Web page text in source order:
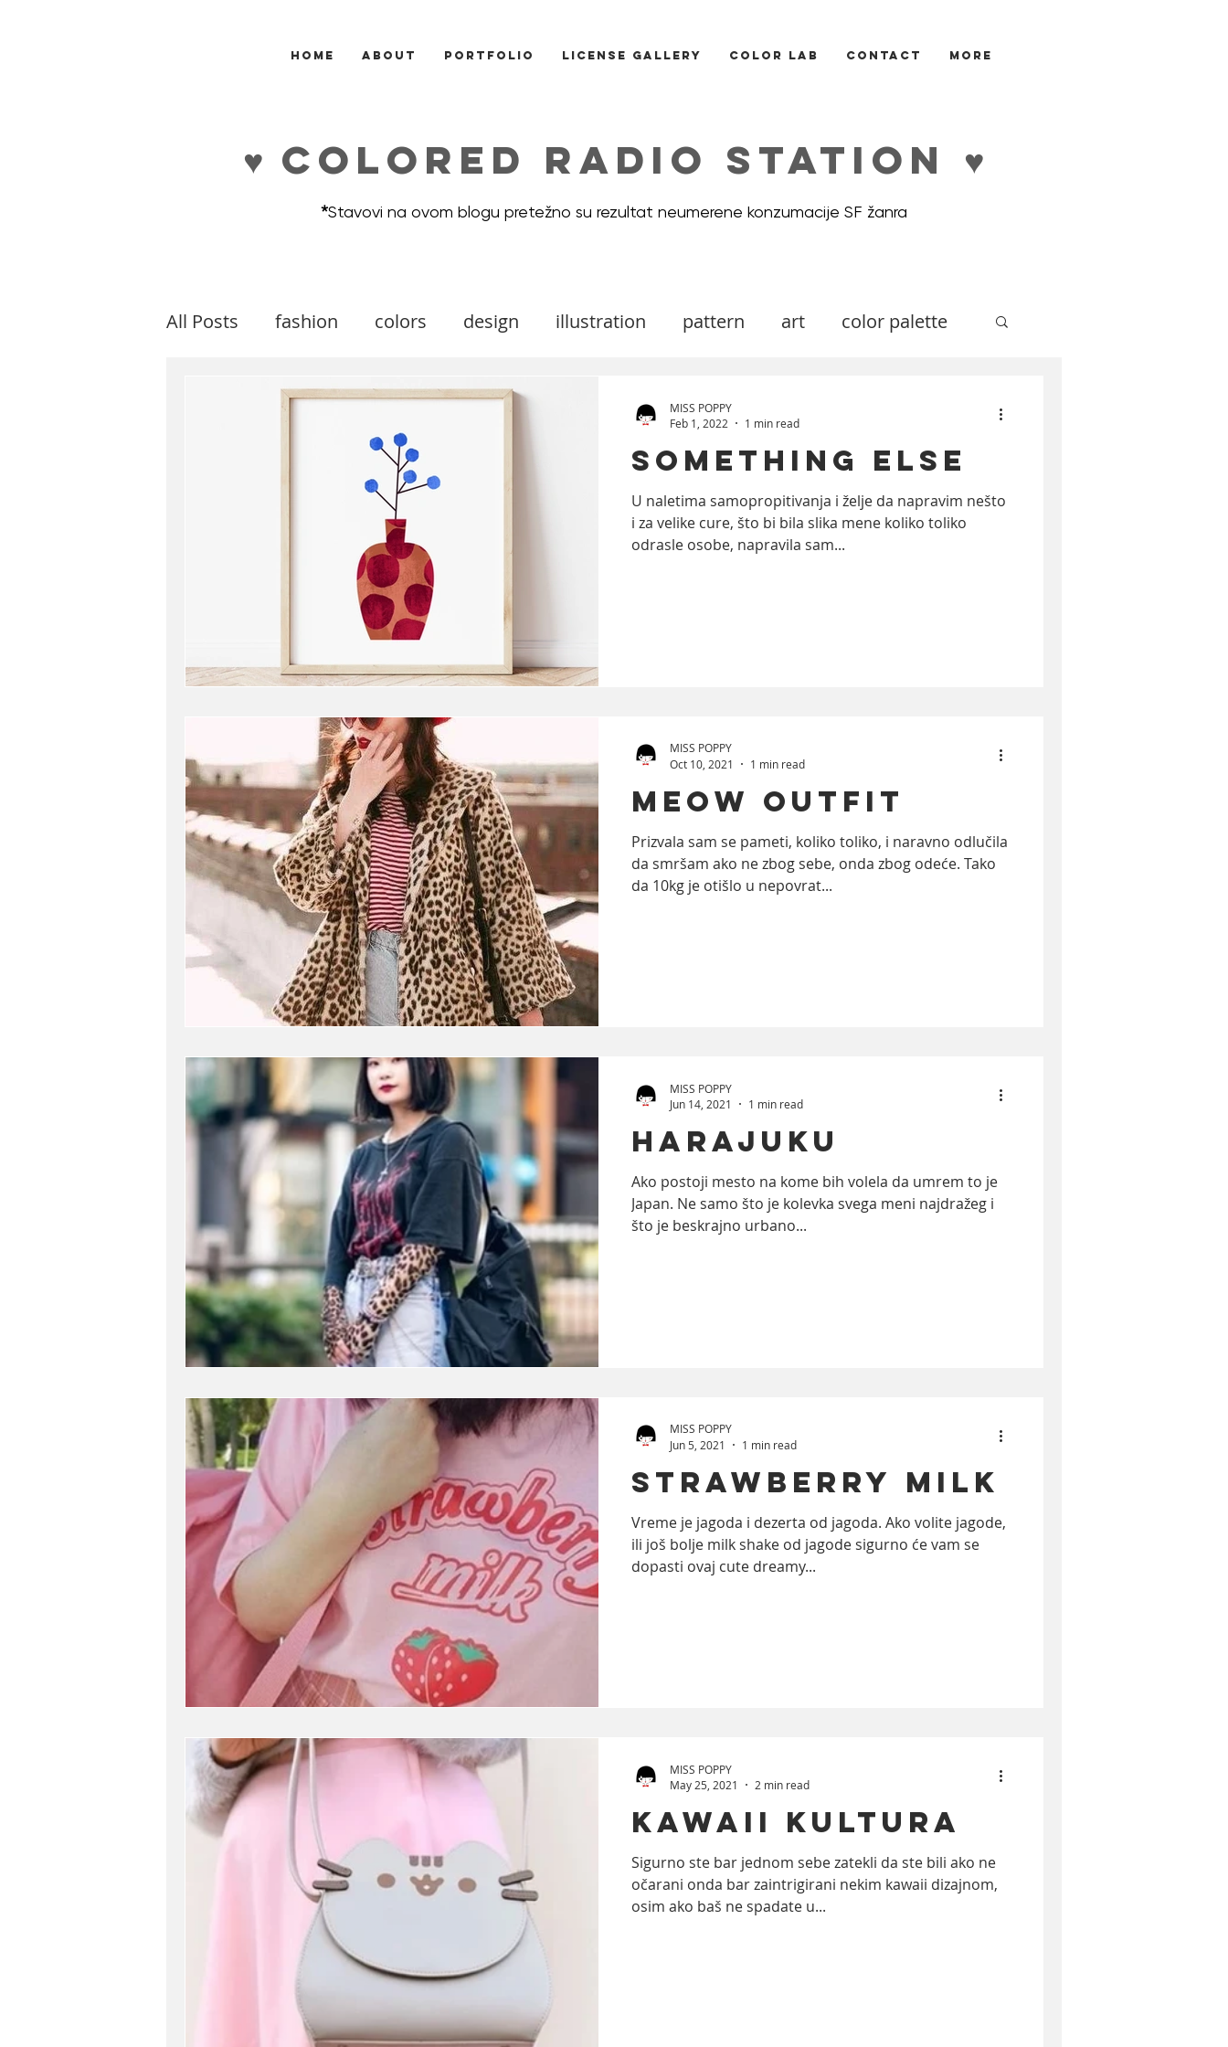
HOME ABOUT PORTFOLIO LICENSE GALLERY COLOR LAB CONTACT More
♥ COLORED RADIO STATION ♥
*Stavovi na ovom blogu pretežno su rezultat neumerene konzumacije SF žanra
All Posts fashion colors design illustration pattern art color palette
music mood board
books Photography Food Aktivizam film
Something Else
U naletima samopropitivanja i želje da napravim nešto
i za velike cure, što bi bila slika mene koliko toliko
odrasle osobe, napravila sam...
MISS POPPY
Feb 1, 2022
1 min read
Meow Outfit
Prizvala sam se pameti, koliko toliko, i naravno odlučila
da smršam ako ne zbog sebe, onda zbog odeće. Tako
da 10kg je otišlo u nepovrat...
MISS POPPY
Oct 10, 2021
1 min read
Harajuku
Ako postoji mesto na kome bih volela da umrem to je
Japan. Ne samo što je kolevka svega meni najdražeg i
što je beskrajno urbano...
MISS POPPY
Jun 14, 2021
1 min read
Strawberry Milk
Vreme je jagoda i dezerta od jagoda. Ako volite jagode,
ili još bolje milk shake od jagode sigurno će vam se
dopasti ovaj cute dreamy...
MISS POPPY
Jun 5, 2021
1 min read
Kawaii kultura
Sigurno ste bar jednom sebe zatekli da ste bili ako ne
očarani onda bar zaintrigirani nekim kawaii dizajnom,
osim ako baš ne spadate u...
MISS POPPY
May 25, 2021
2 min read